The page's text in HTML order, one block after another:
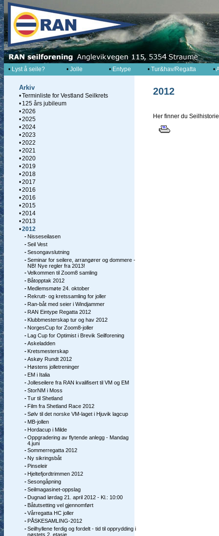
• Lyst å seile? • Jolle • Entype • Tur&hav/Regatta •
Arkiv
•Terminliste for Vestland Seilkrets
• 125 års jubileum
•2026
•2025
•2024
•2023
•2022
•2021
•2020
•2019
•2018
•2017
•2016
•2016
•2015
•2014
•2013
•2012
-Nisseseilasen
-Seil Vest
-Sesongavslutning
-Seminar for seilere, arrangører og dommere -
NB! Nye regler fra 2013!
-Velkommen til Zoom8 samling
-Båtopptak 2012
-Medlemsmøte 24. oktober
-Rekrutt- og kretssamling for joller
-Ran-båt med seier i Windjammer
-RAN Eintype Regatta 2012
-Klubbmesterskap tur og hav 2012
-NorgesCup for Zoom8-joller
-Lag Cup for Optimist i Brevik Seilforening
-Askeladden
-Kretsmesterskap
-Askøy Rundt 2012
-Høstens jolletreninger
-EM i Italia
-Jolleseilere fra RAN kvalifisert til VM og EM
-StorNM i Moss
-Tur til Shetland
-Film fra Shetland Race 2012
-Sølv til det norske VM-laget i Hjuvik lagcup
-MB-jollen
-Hordacup i Milde
-Oppgradering av flytende anlegg - Mandag
4.juni
-Sommerregatta 2012
-Ny sikringsbåt
-Pinseleir
-Hjeltefjordtrimmen 2012
-Sesongåpning
-Seilmagasinet-oppslag
-Dugnad lørdag 21. april 2012 - Kl.: 10:00
-Båtutsetting vel gjennomført
-Vårregatta HC joller
-PÅSKESAMLING-2012
-Seilhyllene ferdig og fordelt - tid til opprydding i
nøstets 2. etasje
2012
Her finner du